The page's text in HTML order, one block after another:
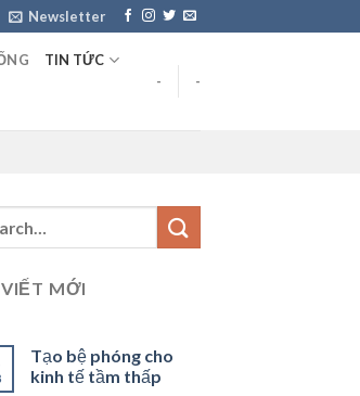
Newsletter
TIN TỨC
- -
MỚI
Tạo bệ phóng cho
kinh tế tầm thấp